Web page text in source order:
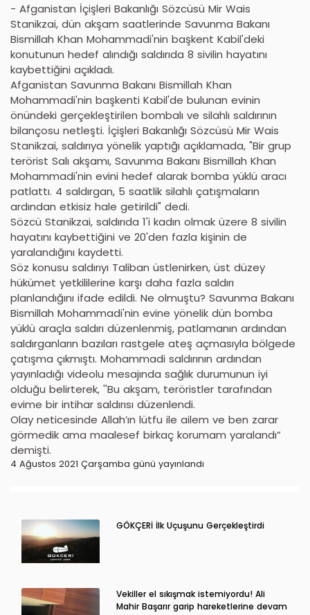
- Afganistan İçişleri Bakanlığı Sözcüsü Mir Wais
Stanikzai, dün akşam saatlerinde Savunma Bakanı
Bismillah Khan Mohammadi'nin başkent Kabil'deki
konutunun hedef alındığı saldırıda 8 sivilin hayatını
kaybettiğini açıkladı.
Afganistan Savunma Bakanı Bismillah Khan
Mohammadi'nin başkenti Kabil'de bulunan evinin
önündeki gerçekleştirilen bombalı ve silahlı saldırının
bilançosu netleşti. İçişleri Bakanlığı Sözcüsü Mir Wais
Stanikzai, saldırıya yönelik yaptığı açıklamada, "Bir grup
terörist Salı akşamı, Savunma Bakanı Bismillah Khan
Mohammadi'nin evini hedef alarak bomba yüklü aracı
patlattı. 4 saldırgan, 5 saatlik silahlı çatışmaların
ardından etkisiz hale getirildi" dedi.
Sözcü Stanikzai, saldırıda 1'i kadın olmak üzere 8 sivilin
hayatını kaybettiğini ve 20'den fazla kişinin de
yaralandığını kaydetti.
Söz konusu saldırıyı Taliban üstlenirken, üst düzey
hükümet yetkililerine karşı daha fazla saldırı
planlandığını ifade edildi. Ne olmuştu? Savunma Bakanı
Bismillah Mohammadi'nin evine yönelik dün bomba
yüklü araçla saldırı düzenlenmiş, patlamanın ardından
saldırganların bazıları rastgele ateş açmasıyla bölgede
çatışma çıkmıştı. Mohammadi saldırının ardından
yayınladığı videolu mesajında sağlık durumunun iyi
olduğu belirterek, ''Bu akşam, teröristler tarafından
evime bir intihar saldırısı düzenlendi.
Olay neticesinde Allah’ın lütfu ile ailem ve ben zarar
görmedik ama maalesef birkaç korumam yaralandı”
demişti.
4 Ağustos 2021 Çarşamba günü yayınlandı
GÖKÇERİ İlk Uçuşunu Gerçekleştirdi
Vekiller el sıkışmak istemiyordu! Ali
Mahir Başarır garip hareketlerine devam